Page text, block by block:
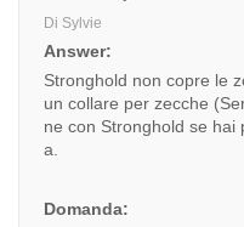
Di Sylvie
Answer:
Stronghold non copre le
un collare per zecche
ne con Stronghold se hai
a.
Domanda: